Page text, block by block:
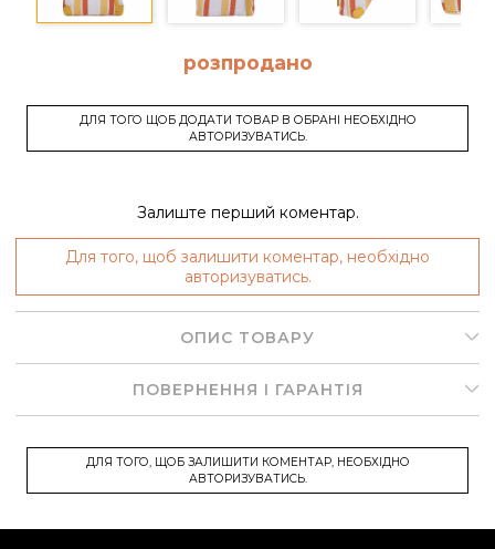
розпродано
ДЛЯ ТОГО ЩОБ ДОДАТИ ТОВАР В ОБРАНІ НЕОБХІДНО
АВТОРИЗУВАТИСЬ.
Залиште перший коментар.
Для того, щоб залишити коментар, необхідно
авторизуватись.
ОПИС ТОВАРУ
ПОВЕРНЕННЯ І ГАРАНТІЯ
ДЛЯ ТОГО, ЩОБ ЗАЛИШИТИ КОМЕНТАР, НЕОБХІДНО
АВТОРИЗУВАТИСЬ.